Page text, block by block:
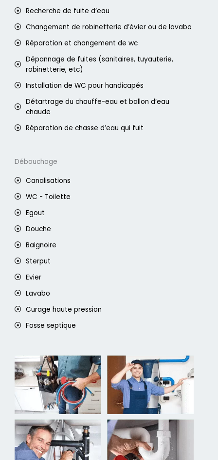
Recherche de fuite d’eau
Changement de robinetterie d’évier ou de lavabo
Réparation et changement de wc
Dépannage de fuites (sanitaires, tuyauterie,
robinetterie, etc)
Installation de WC pour handicapés
Détartrage du chauffe-eau et ballon d’eau
chaude
Réparation de chasse d’eau qui fuit
Débouchage
Canalisations
WC - Toilette
Egout
Douche
Baignoire
Sterput
Evier
Lavabo
Curage haute pression
Fosse septique